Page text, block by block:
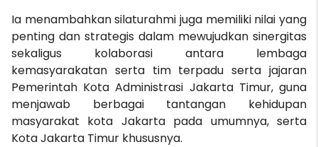
Ia menambahkan silaturahmi juga memiliki nilai yang
penting dan strategis dalam mewujudkan sinergitas
sekaligus kolaborasi antara lembaga
kemasyarakatan serta tim terpadu serta jajaran
Pemerintah Kota Administrasi Jakarta Timur, guna
menjawab berbagai tantangan kehidupan
masyarakat kota Jakarta pada umumnya, serta
Kota Jakarta Timur khususnya.